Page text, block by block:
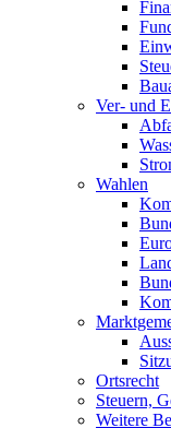
Ver- und
Wahlen
Ortsrecht
Steuern,
Weitere